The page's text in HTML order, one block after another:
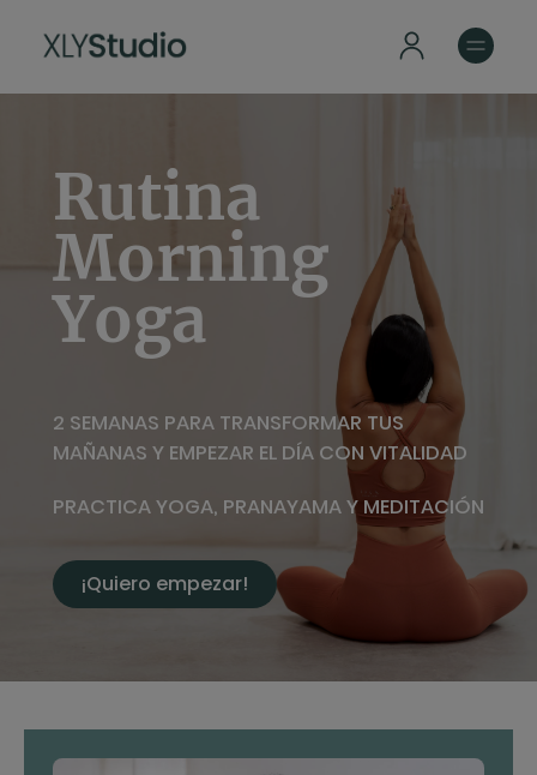
Rutina
Morning
Yoga
2 SEMANAS PARA TRANSFORMAR TUS
MAÑANAS Y EMPEZAR EL DÍA CON VITALIDAD
PRACTICA YOGA, PRANAYAMA Y MEDITACIÓN
¡Quiero empezar!